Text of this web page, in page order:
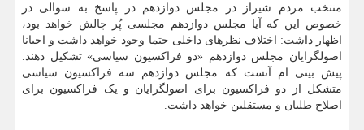
منتخب مردم شیراز در مجلس دوازدهم در پاسخ به سوالی در
خصوص این که آیا مجلس دوازدهم مجلسی پُر چالش خواهد بود،
اظهار داشت: اختلاف نظرهای داخلی حتما وجود خواهد داشت و احیانا
اصولگرایان مجلس دوازدهم «دو فراکسیون سیاسی» تشکیل دهند.
پیش بینی ام آنست که مجلس دوازدهم سه فراکسیون سیاسی
متشکل از دو فراکسیون برای اصولگرایان و یک فراکسیون برای
اصلاح طلبان و مستقلین خواهد داشت.